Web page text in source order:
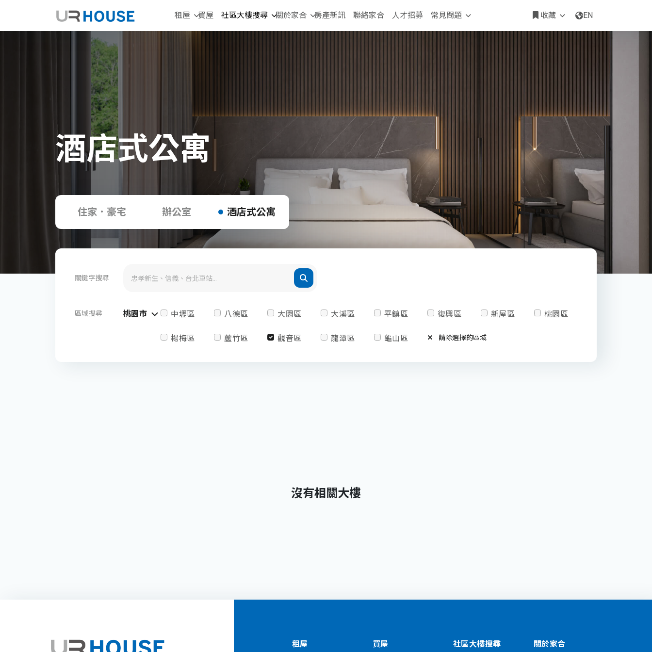
租屋 買屋 社區大樓搜尋 關於家合 房產新訊 聯絡家合 人才招募 常見問題 收藏 EN
酒店式公寓
住家．豪宅 辦公室 酒店式公寓
關鍵字搜尋
區域搜尋 桃園市 中壢區 八德區 大園區 大溪區 平鎮區 復興區 新屋區 桃園區
楊梅區 蘆竹區 觀音區 龍潭區 龜山區 請除選擇的區域
沒有相關大樓
租屋 買屋 社區大樓搜尋 關於家合